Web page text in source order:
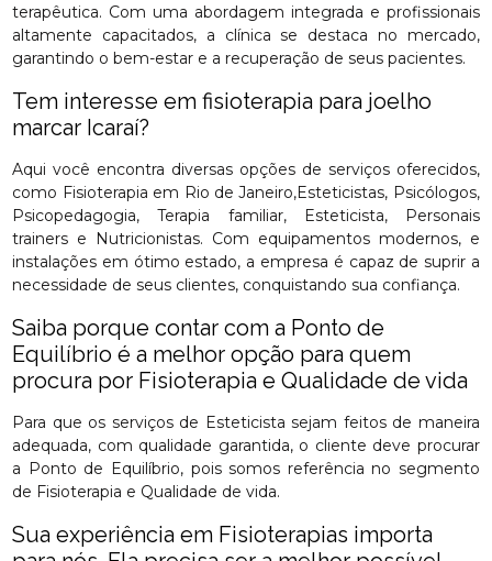
terapêutica. Com uma abordagem integrada e profissionais
altamente capacitados, a clínica se destaca no mercado,
garantindo o bem-estar e a recuperação de seus pacientes.
Tem interesse em fisioterapia para joelho
marcar Icaraí?
Aqui você encontra diversas opções de serviços oferecidos,
como Fisioterapia em Rio de Janeiro,Esteticistas, Psicólogos,
Psicopedagogia, Terapia familiar, Esteticista, Personais
trainers e Nutricionistas. Com equipamentos modernos, e
instalações em ótimo estado, a empresa é capaz de suprir a
necessidade de seus clientes, conquistando sua confiança.
Saiba porque contar com a Ponto de
Equilíbrio é a melhor opção para quem
procura por Fisioterapia e Qualidade de vida
Para que os serviços de Esteticista sejam feitos de maneira
adequada, com qualidade garantida, o cliente deve procurar
a Ponto de Equilíbrio, pois somos referência no segmento
de Fisioterapia e Qualidade de vida.
Sua experiência em Fisioterapias importa